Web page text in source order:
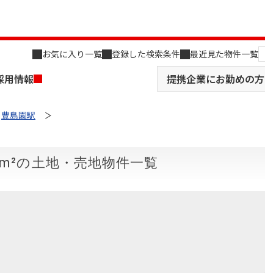
お気に入り一覧 登録した検索条件 最近見た物件一覧
用情報 提携企業にお勤めの方
豊島園駅
の土地・売地物件一覧